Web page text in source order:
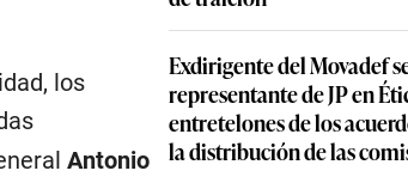
los
Antonio
Exdirigente del Movadef
representante de JP en
entretelones de los
la distribución de las